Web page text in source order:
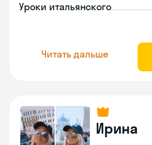
Уроки итальянского
Читать дальше
Ирина